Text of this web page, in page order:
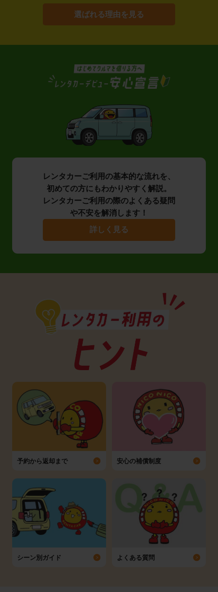
選ばれる理由を見る
レンタカーご利用の基本的な流れを、
初めての方にもわかりやすく解説。
レンタカーご利用の際のよくある疑問
や不安を解消します！
詳しく見る
予約から返却まで 安心の補償制度
シーン別ガイド よくある質問